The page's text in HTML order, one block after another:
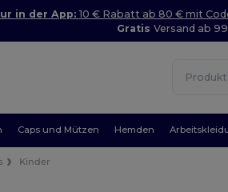
in der App: 10 € Rabatt ab 80 € mit
Gratis Versand ab
Caps und Mützen Hemden
Kinder